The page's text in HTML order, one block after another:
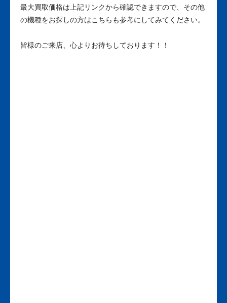
最大買取価格は上記リンクから確認できますので、その他
の機種をお探しの方はこちらも参考にしてみてください。
皆様のご来店、心よりお待ちしております！！